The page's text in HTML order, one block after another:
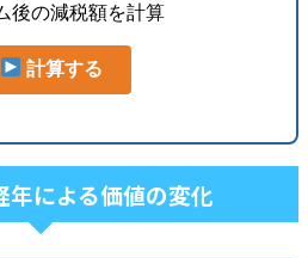
後の減税額を計算
計算する
年による価値の変化